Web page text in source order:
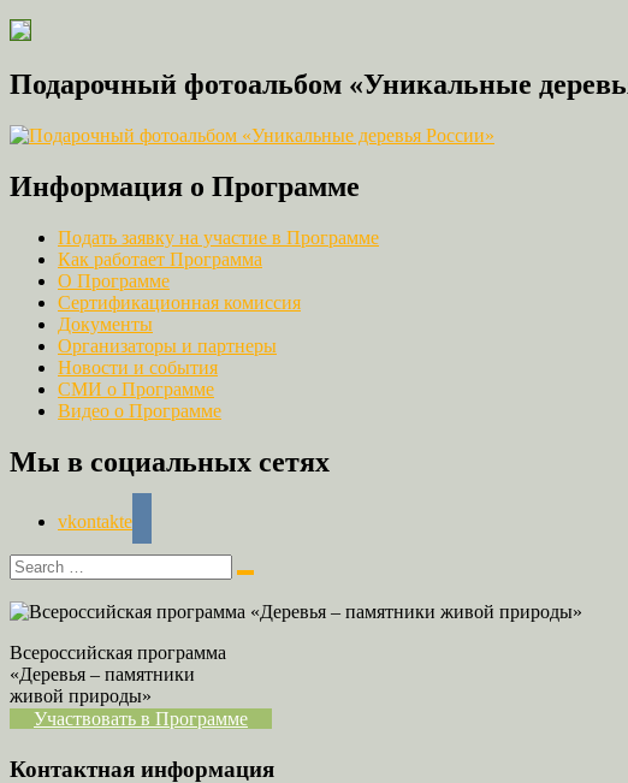
Подарочный фотоальбом «Уникальные
Информация о Программе
Подать заявку на участие в Программе
Как работает Программа
О Программе
Сертификационная комиссия
Документы
Организаторы и партнеры
Новости и события
СМИ о Программе
Видео о Программе
Мы в социальных сетях
vkontakte
Всероссийская программа
«Деревья – памятники
живой природы»
Участвовать в Программе
Контактная информация